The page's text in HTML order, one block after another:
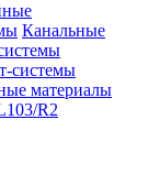
Канальные
системы
материалы
R2